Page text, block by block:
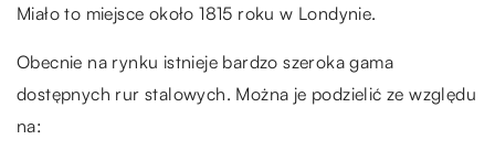
Miało to miejsce około 1815 roku w Londynie.
Obecnie na rynku istnieje bardzo szeroka gama
dostępnych rur stalowych. Można je podzielić ze względu
na: